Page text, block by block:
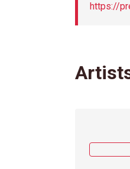
https://